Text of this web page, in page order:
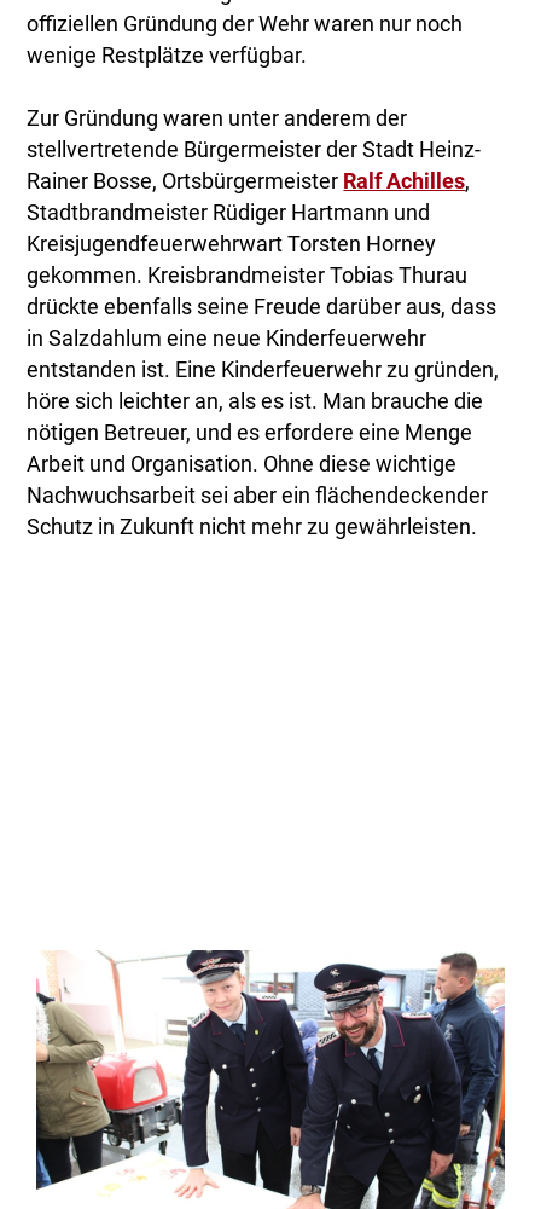
offiziellen Gründung der Wehr waren nur noch
wenige Restplätze verfügbar.
Zur Gründung waren unter anderem der
stellvertretende Bürgermeister der Stadt Heinz-
Rainer Bosse, Ortsbürgermeister Ralf Achilles,
Stadtbrandmeister Rüdiger Hartmann und
Kreisjugendfeuerwehrwart Torsten Horney
gekommen. Kreisbrandmeister Tobias Thurau
drückte ebenfalls seine Freude darüber aus, dass
in Salzdahlum eine neue Kinderfeuerwehr
entstanden ist. Eine Kinderfeuerwehr zu gründen,
höre sich leichter an, als es ist. Man brauche die
nötigen Betreuer, und es erfordere eine Menge
Arbeit und Organisation. Ohne diese wichtige
Nachwuchsarbeit sei aber ein flächendeckender
Schutz in Zukunft nicht mehr zu gewährleisten.